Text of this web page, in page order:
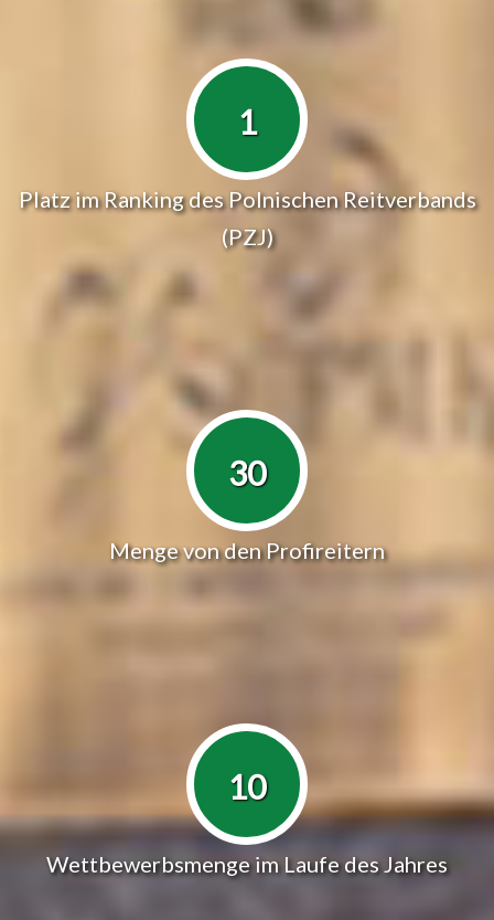
1
Platz im Ranking des Polnischen Reitverbands
(PZJ)
30
Menge von den Profireitern
10
Wettbewerbsmenge im Laufe des Jahres